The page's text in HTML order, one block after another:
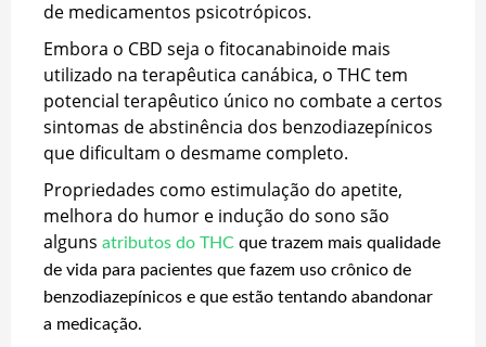
de medicamentos psicotrópicos.
Embora o CBD seja o fitocanabinoide mais
utilizado na terapêutica canábica, o THC tem
potencial terapêutico único no combate a certos
sintomas de abstinência dos benzodiazepínicos
que dificultam o desmame completo.
Propriedades como estimulação do apetite,
melhora do humor e indução do sono são
alguns atributos do THC que trazem mais qualidade
de vida para pacientes que fazem uso crônico de
benzodiazepínicos e que estão tentando abandonar
a medicação.